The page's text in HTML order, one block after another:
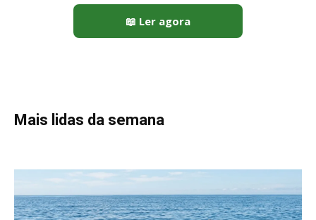
Peixe-lua emerge horizontalmente na superfície oceânica para
permitir que aves marinhas removam ectoparasitas